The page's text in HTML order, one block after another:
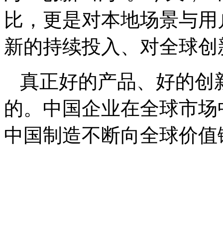
比，更是对本地场景与
新的持续投入、对全球
真正好的产品、好的创
的。中国企业在全球市
中国制造不断向全球价